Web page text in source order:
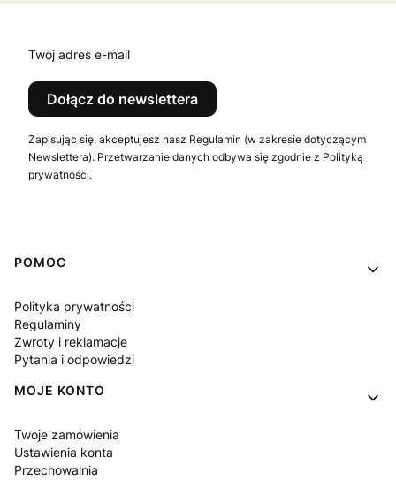
Twój adres e-mail
Dołącz do newslettera
Zapisując się, akceptujesz nasz Regulamin (w zakresie dotyczącym
Newslettera). Przetwarzanie danych odbywa się zgodnie z Polityką
prywatności.
Linki w stopce
POMOC
Polityka prywatności
Regulaminy
Zwroty i reklamacje
Pytania i odpowiedzi
MOJE KONTO
Twoje zamówienia
Ustawienia konta
Przechowalnia